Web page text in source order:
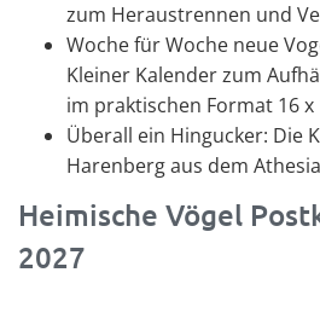
zum Heraustrennen und
Woche für Woche neue
Kleiner Kalender zum
im praktischen Format 16 x
Überall ein Hingucker: Die
Harenberg aus dem
Heimische Vögel
2027